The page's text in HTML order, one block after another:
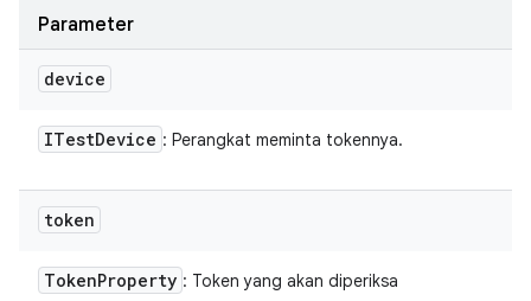
Parameter
device
ITestDevice : Perangkat meminta tokennya.
token
TokenProperty : Token yang akan diperiksa